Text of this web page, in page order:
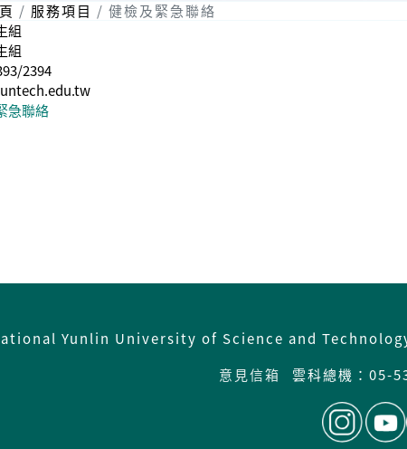
服務項目
健檢及緊急聯絡
組
組
2394
急聯絡
Yunlin University of Science and
意見信箱
雲科總機： 05-